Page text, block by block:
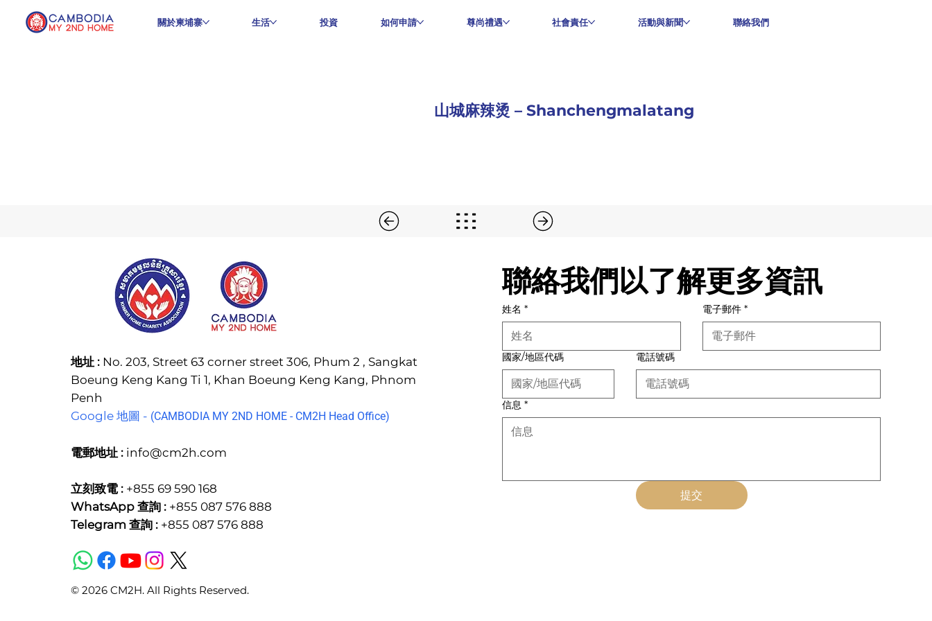
關於柬埔寨 生活 投資 如何申請 尊尚禮遇 社會責任 活動與新聞 聯絡我們
山城麻辣烫 – Shanchengmalatang
地址 :No. 203, Street 63 corner street 306, Phum 2 , Sangkat
Boeung Keng Kang Ti 1, Khan Boeung Keng Kang, Phnom
Penh
Google 地圖 - (CAMBODIA MY 2ND HOME - CM2H Head Office)
電郵地址 : info@cm2h.com
立刻致電 :+855 69 590 168
WhatsApp 查詢 :+855 087 576 888
Telegram 查詢 :+855 087 576 888
© 2026 CM2H. All Rights Reserved.
聯絡我們以了解更多資訊
姓名 * 電子郵件 *
國家/地區代碼 電話號碼
信息 *
提交